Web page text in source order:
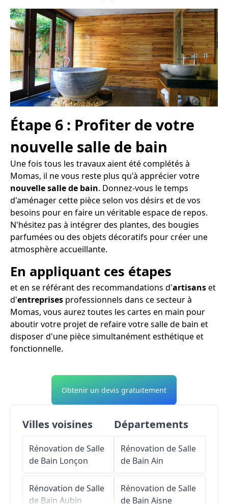
Étape 6 : Profiter de votre
nouvelle salle de bain
Une fois tous les travaux aient été complétés à
Momas, il ne vous reste plus qu'à apprécier votre
nouvelle salle de bain. Donnez-vous le temps
d'aménager cette pièce selon vos désirs et de vos
besoins pour en faire un véritable espace de repos.
N'hésitez pas à intégrer des plantes, des bougies
parfumées ou des objets décoratifs pour créer une
atmosphère accueillante.
En appliquant ces étapes
et en se référant des recommandations d'artisanset
d'entreprises professionnels dans ce secteur à
Momas, vous aurez toutes les cartes en main pour
aboutir votre projet de refaire votre salle de bain et
disposer d'une pièce simultanément esthétique et
fonctionnelle.
Obtenir un devis gratuitement
Villes voisines
Rénovation de Salle
de Bain Lonçon
Rénovation de Salle
de Bain Aubin
Départements
Rénovation de Salle
de Bain Ain
Rénovation de Salle
de Bain Aisne